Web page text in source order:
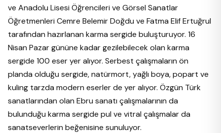
ve Anadolu Lisesi Öğrencileri ve Görsel Sanatlar
Öğretmenleri Cemre Belemir Doğdu ve Fatma Elif Ertuğrul
tarafından hazırlanan karma sergide buluşturuyor. 16
Nisan Pazar gününe kadar gezilebilecek olan karma
sergide 100 eser yer alıyor. Serbest çalışmaların ön
planda olduğu sergide, natürmort, yağlı boya, popart ve
kuling tarzda modern eserler de yer alıyor. Özgün Türk
sanatlarından olan Ebru sanatı çalışmalarının da
bulunduğu karma sergide pul ve vitral çalışmalar da
sanatseverlerin beğenisine sunuluyor.